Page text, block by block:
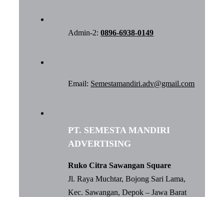
Admin-2:0896-6938-0149
Email: Semestamandiri.adv@gmail.com
PT. SEMESTA MANDIRI
ADVERTISING
Ruko Citra Sawangan Square
Jl. Raya Muchtar, Bojong Sari Lama,
Kec. Sawangan, Depok – Jawa Barat